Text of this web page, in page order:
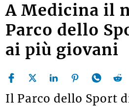
A Medicina il
Parco dello
ai più giovani
Il Parco dello Sport